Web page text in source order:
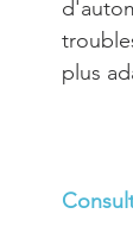
plus